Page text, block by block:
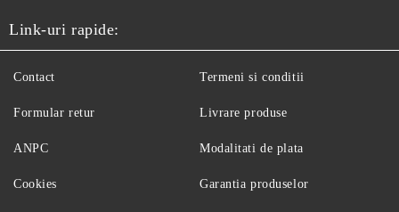
Link-uri rapide:
Contact
Formular retur
ANPC
Cookies
Termeni si conditii
Livrare produse
Modalitati de plata
Garantia produselor